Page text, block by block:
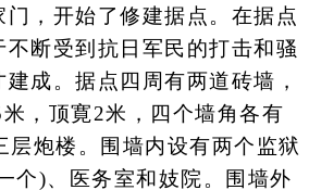
门，开始了修建据点。在据点
断受到抗日军民的打击和骚
成。据点四周有两道砖墙，
，顶寛2米，四个墙角各有
层炮楼。围墙内设有两个监狱
个)、医务室和妓院。围墙外